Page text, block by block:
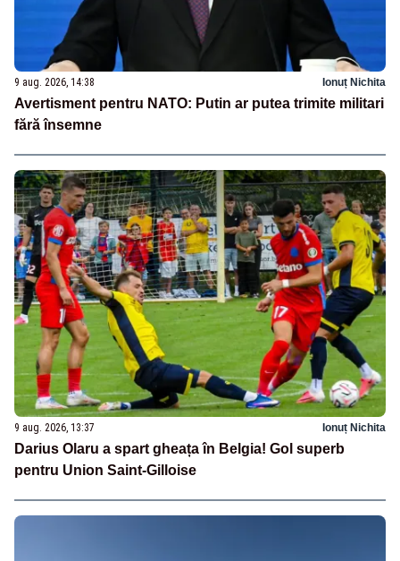
9 aug. 2026, 14:38 Ionuț Nichita
Avertisment pentru NATO: Putin ar putea trimite militari
fără însemne
9 aug. 2026, 13:37 Ionuț Nichita
Darius Olaru a spart gheața în Belgia! Gol superb
pentru Union Saint-Gilloise